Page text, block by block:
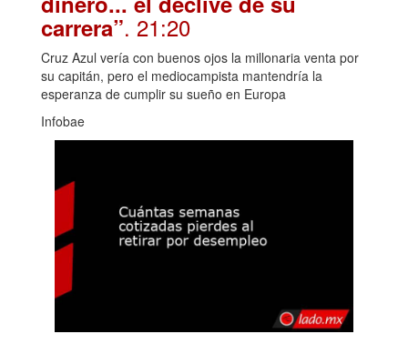
carrera”. 21:20
Cruz Azul vería con buenos ojos la millonaria venta por
su capitán, pero el mediocampista mantendría la
esperanza de cumplir su sueño en Europa
Infobae